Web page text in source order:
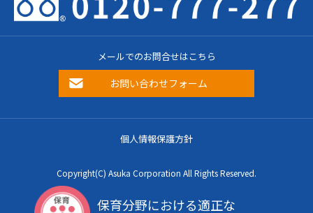
メールでのお問合せはこちら
お問い合わせフォーム
個人情報保護方針
Copyright(C) Asuka Corporation All Rights Reserved.
保育分野における適正な